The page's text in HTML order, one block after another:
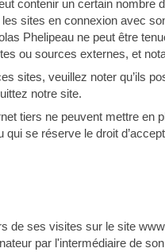
contenir un certain nombre
sites en connexion avec
Phelipeau ne peut être
ou sources externes, et
sites, veuillez noter qu’ils
notre site.
tiers ne peuvent mettre
qui se réserve le droit
de ses visites sur le site
par l'intermédiaire de